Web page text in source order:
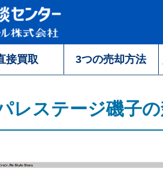
接買取 3つの売却方法
レステージ磯子